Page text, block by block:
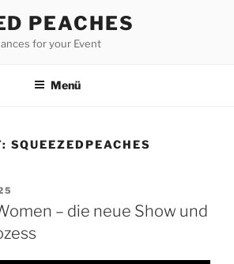
PEACHES
for your Event
Menü
SQUEEZEDPEACHES
– die neue Show und